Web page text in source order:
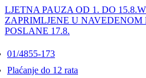
LJETNA PAUZA OD 1. DO 15.8.
ZAPRIMLJENE U
POSLANE 17.8.
01/4855-173
Plaćanje do 12 rata